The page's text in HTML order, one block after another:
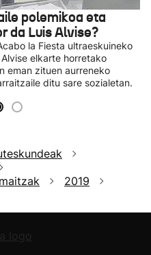
polemikoa eta
da Luis Alvise?
la Fiesta ultraeskuineko
elkarte horretako
eman zituen aurreneko
ditu sare sozialetan.
2019